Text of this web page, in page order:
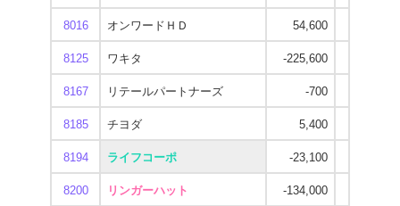
8016 オンワードＨＤ 54,600
8125 ワキタ -225,600
8167 リテールパートナーズ -700
8185 チヨダ 5,400
8194 ライフコーポ -23,100
8200 リンガーハット -134,000